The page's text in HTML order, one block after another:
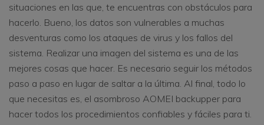
situaciones en las que, te encuentras con obstáculos para
hacerlo. Bueno, los datos son vulnerables a muchas
desventuras como los ataques de virus y los fallos del
sistema. Realizar una imagen del sistema es una de las
mejores cosas que hacer. Es necesario seguir los métodos
paso a paso en lugar de saltar a la última. Al final, todo lo
que necesitas es, el asombroso AOMEI backupper para
hacer todos los procedimientos confiables y fáciles para ti.